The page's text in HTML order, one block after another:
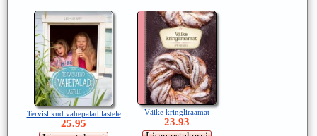
Tervislikud vahepalad lastele
25.95
Väike kringliraamat
23.93